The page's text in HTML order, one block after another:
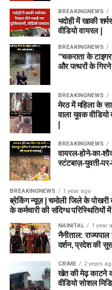
BREAKINGNEWS
भदोही में खाकी
वीडियो वायरल |
BREAKINGNEWS
“चकराता के
और पत्थरों के
BREAKINGNEWS
मेरठ में महिला के
वाला युवक
BREAKINGNEWS
वायरल-होने-का-
स्टंटबाज़-युवती-पर-
BREAKINGNEWS 1 year ago
ब्रेकिंग न्यूज़ | चमोली जिले के पोखरी
के कर्मचारी की संदिग्ध परिस्थितियों
NAINITAL 1 year
नैनीताल:
दर्शन, प्रदेश की
CRIME 2 years
खेत की मेढ़ काटने
वीडियो सोशल